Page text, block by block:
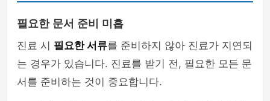
필요한 문서 준비 미흡
진료 시 필요한 서류를 준비하지 않아 진료가 지연되
는 경우가 있습니다. 진료를 받기 전, 필요한 모든 문
서를 준비하는 것이 중요합니다.